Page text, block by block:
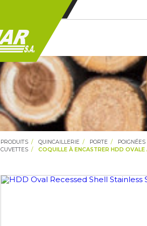
PRODUITS QUINCAILLERIE PORTE
CUVETTES
COQUILLE À ENCASTRER HDD OVALE